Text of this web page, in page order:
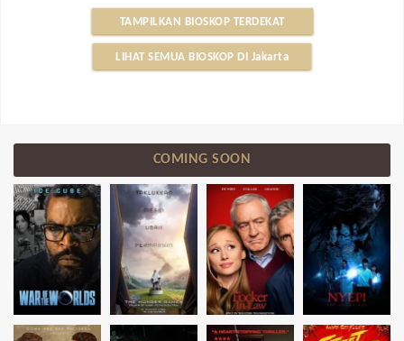
TAMPILKAN BIOSKOP TERDEKAT
LIHAT SEMUA BIOSKOP DI Jakarta
COMING SOON